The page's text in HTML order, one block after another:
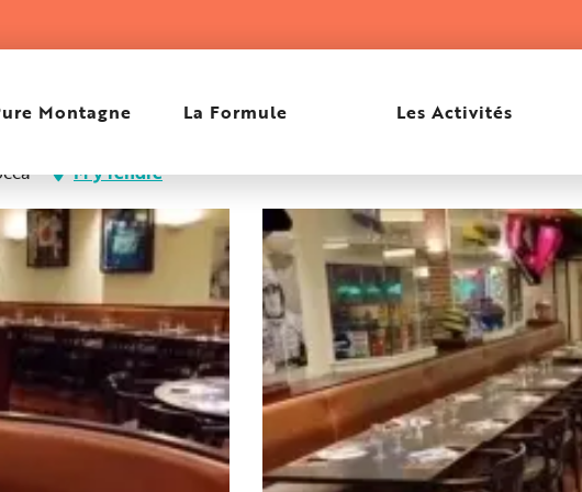
Montagne La Formule Les Activités
M'y rendre